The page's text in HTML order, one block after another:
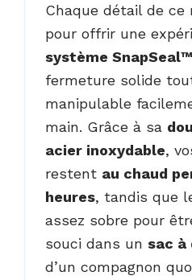
Chaque détail de ce
pour offrir une
système SnapSeal™
fermeture solide
manipulable
main. Grâce à sa
acier inoxydable,
restent au chaud
heures, tandis que
assez sobre pour
souci dans un sac à
d’un compagnon